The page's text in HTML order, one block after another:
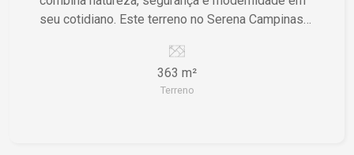
seu cotidiano. Este terreno no Serena Campinas
dos seus sonhos em um ambiente altamente
valorizado e estrategicamente localizado.
Características do Imóvel ? Terreno de 363m²,
363 m²
Terreno